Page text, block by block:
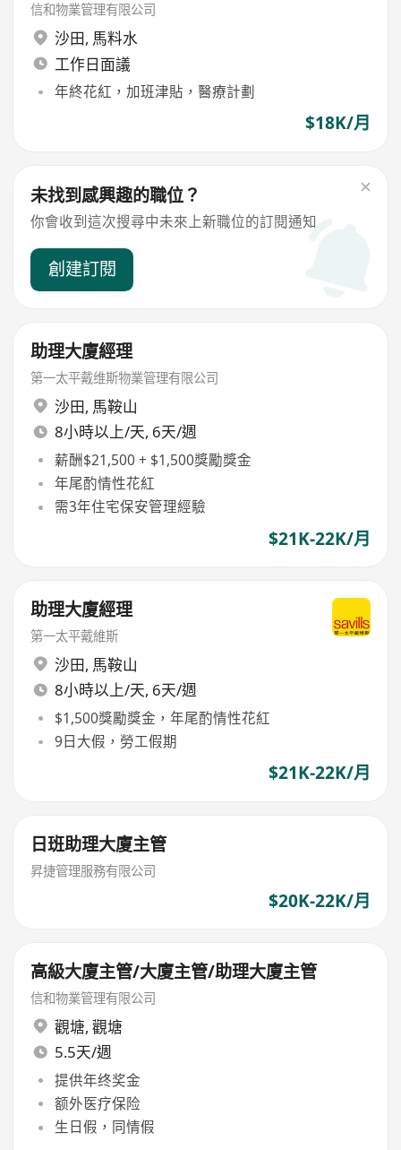
信和物業管理有限公司
沙田, 馬料水
工作日面議
年終花紅，加班津貼，醫療計劃
$18K/月
未找到感興趣的職位？
你會收到這次搜尋中未來上新職位的訂閱通知
創建訂閱
助理大廈經理
第一太平戴维斯物業管理有限公司
沙田, 馬鞍山
8小時以上/天, 6天/週
薪酬$21,500 + $1,500獎勵獎金
年尾酌情性花紅
需3年住宅保安管理經驗
$21K-22K/月
助理大廈經理
第一太平戴維斯
沙田, 馬鞍山
8小時以上/天, 6天/週
$1,500獎勵獎金，年尾酌情性花紅
9日大假，勞工假期
$21K-22K/月
日班助理大廈主管
昇捷管理服務有限公司
$20K-22K/月
高級大廈主管/大廈主管/助理大廈主管
信和物業管理有限公司
觀塘, 觀塘
5.5天/週
提供年终奖金
额外医疗保险
生日假，同情假